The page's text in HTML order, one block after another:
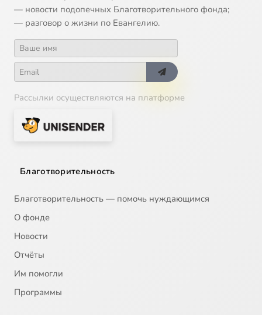
— новости подопечных Благотворительного фонда;
— разговор о жизни по Евангелию.
Рассылки осуществляются на платформе
Благотворительность
Благотворительность — помочь нуждающимся
О фонде
Новости
Отчёты
Им помогли
Программы